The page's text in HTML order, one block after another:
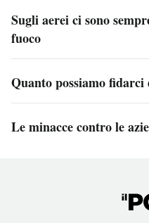
Sugli aerei ci sono
fuoco
Quanto possiamo fidarci
Le minacce contro le